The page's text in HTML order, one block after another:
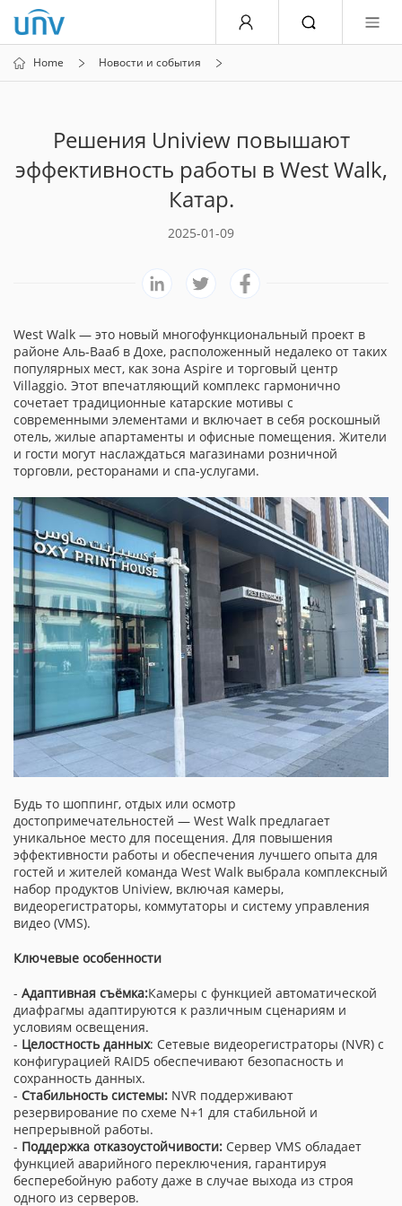
Home Новости и события
Решения Uniview повышают
эффективность работы в West Walk,
Катар.
2025-01-09
West Walk — это новый многофункциональный проект в
районе Аль-Вааб в Дохе, расположенный недалеко от таких
популярных мест, как зона Aspire и торговый центр
Villaggio. Этот впечатляющий комплекс гармонично
сочетает традиционные катарские мотивы с
современными элементами и включает в себя роскошный
отель, жилые апартаменты и офисные помещения. Жители
и гости могут наслаждаться магазинами розничной
торговли, ресторанами и спа-услугами.
Будь то шоппинг, отдых или осмотр
достопримечательностей — West Walk предлагает
уникальное место для посещения. Для повышения
эффективности работы и обеспечения лучшего опыта для
гостей и жителей команда West Walk выбрала комплексный
набор продуктов Uniview, включая камеры,
видеорегистраторы, коммутаторы и систему управления
видео (VMS).
Ключевые особенности
- Адаптивная съёмка:Камеры с функцией автоматической
диафрагмы адаптируются к различным сценариям и
условиям освещения.
- Целостность данных: Сетевые видеорегистраторы (NVR) с
конфигурацией RAID5 обеспечивают безопасность и
сохранность данных.
- Стабильность системы: NVR поддерживают
резервирование по схеме N+1 для стабильной и
непрерывной работы.
- Поддержка отказоустойчивости: Сервер VMS обладает
функцией аварийного переключения, гарантируя
бесперебойную работу даже в случае выхода из строя
одного из серверов.